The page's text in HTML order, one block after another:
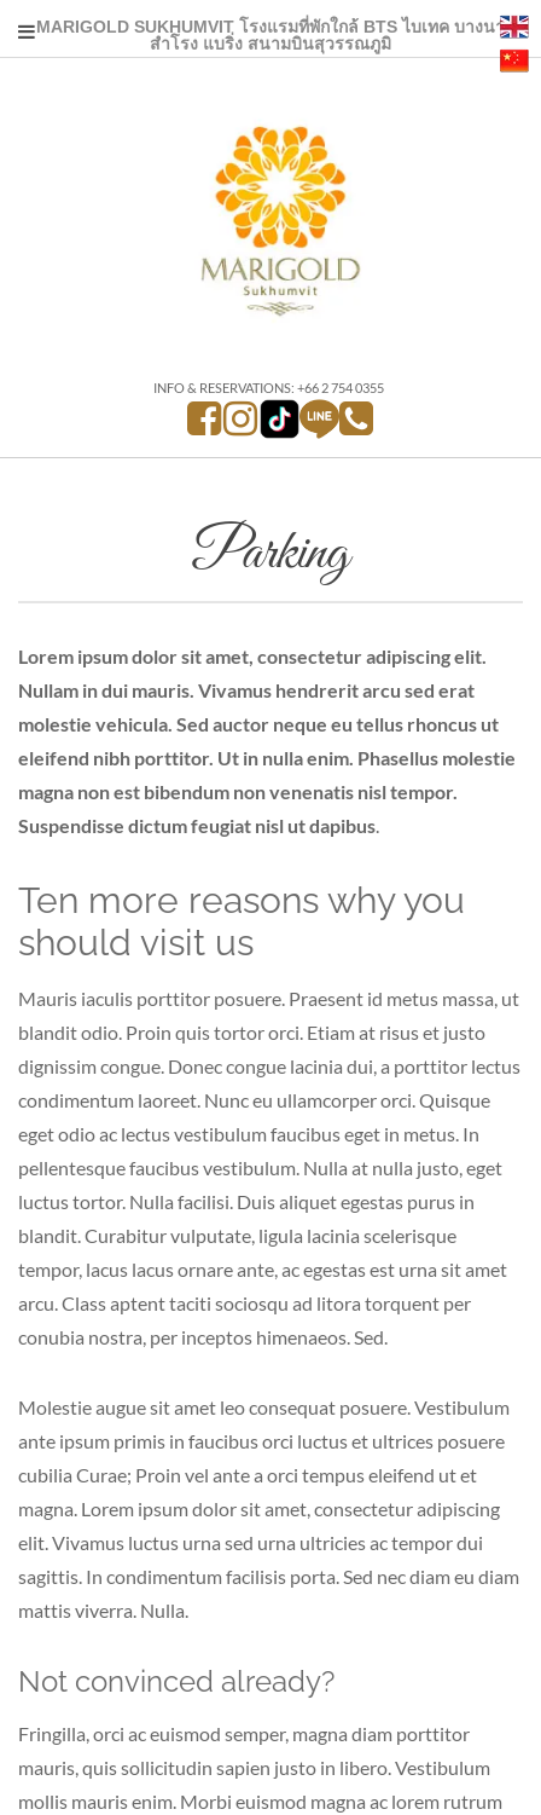
MARIGOLD SUKHUMVIT โรงแรมที่พักใกล้ BTS ไบเทค บางนา
สำโรง แบริ่ง สนามบินสุวรรณภูมิ
INFO & RESERVATIONS: +66 2 754 0355
Parking
Lorem ipsum dolor sit amet, consectetur adipiscing elit.
Nullam in dui mauris. Vivamus hendrerit arcu sed erat
molestie vehicula. Sed auctor neque eu tellus rhoncus ut
eleifend nibh porttitor. Ut in nulla enim. Phasellus molestie
magna non est bibendum non venenatis nisl tempor.
Suspendisse dictum feugiat nisl ut dapibus.
Ten more reasons why you
should visit us
Mauris iaculis porttitor posuere. Praesent id metus massa, ut
blandit odio. Proin quis tortor orci. Etiam at risus et justo
dignissim congue. Donec congue lacinia dui, a porttitor lectus
condimentum laoreet. Nunc eu ullamcorper orci. Quisque
eget odio ac lectus vestibulum faucibus eget in metus. In
pellentesque faucibus vestibulum. Nulla at nulla justo, eget
luctus tortor. Nulla facilisi. Duis aliquet egestas purus in
blandit. Curabitur vulputate, ligula lacinia scelerisque
tempor, lacus lacus ornare ante, ac egestas est urna sit amet
arcu. Class aptent taciti sociosqu ad litora torquent per
conubia nostra, per inceptos himenaeos. Sed.
Molestie augue sit amet leo consequat posuere. Vestibulum
ante ipsum primis in faucibus orci luctus et ultrices posuere
cubilia Curae; Proin vel ante a orci tempus eleifend ut et
magna. Lorem ipsum dolor sit amet, consectetur adipiscing
elit. Vivamus luctus urna sed urna ultricies ac tempor dui
sagittis. In condimentum facilisis porta. Sed nec diam eu diam
mattis viverra. Nulla.
Not convinced already?
Fringilla, orci ac euismod semper, magna diam porttitor
mauris, quis sollicitudin sapien justo in libero. Vestibulum
mollis mauris enim. Morbi euismod magna ac lorem rutrum